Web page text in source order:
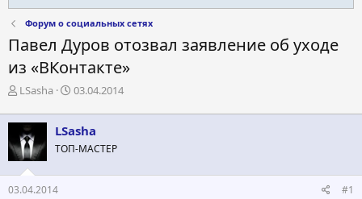
Форум о социальных сетях
Павел Дуров отозвал заявление об уходе
из «ВКонтакте»
А
т
о
р
т
е
м
LSasha
Д
т
а
н
ч
03.04.2014
LSasha
ТОП-МАСТЕР
03.04.2014 #1